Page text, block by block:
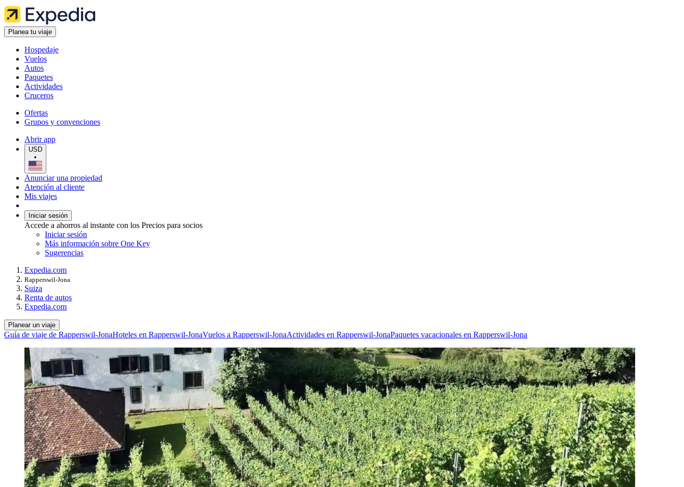
Planea tu viaje
Hospedaje
Vuelos
Autos
Paquetes
Actividades
Cruceros
Ofertas
Grupos y convenciones
Abrir app
USD
•
Anunciar una propiedad
Atención al cliente
Mis viajes
Iniciar sesión
Accede a ahorros al instante con los Precios para socios
Iniciar sesión
Más información sobre One Key
Sugerencias
Expedia.com
Rapperswil-Jona
Suiza
Renta de autos
Expedia.com
Planear un viaje
Guía de viaje de Rapperswil-JonaHoteles en Rapperswil-JonaVuelos a Rapperswil-JonaActividades en Rapperswil-JonaPaquetes vacacionales en Rapperswil-Jona